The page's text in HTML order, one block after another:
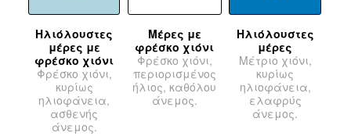
Ηλιόλουστες
μέρες με
φρέσκο χιόνι
Φρέσκο χιόνι,
κυρίως
ηλιοφάνεια,
ασθενής
άνεμος.
Μέρες με
φρέσκο χιόνι
Φρέσκο χιόνι,
περιορισμένος
ήλιος, καθόλου
άνεμος.
Ηλιόλουστες
μέρες
Μέτριο χιόνι,
κυρίως
ηλιοφάνεια,
ελαφρύς
άνεμος.